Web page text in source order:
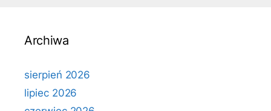
Archiwa
sierpień 2026
lipiec 2026